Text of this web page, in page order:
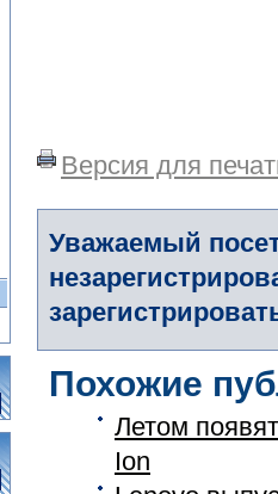
Версия для
Уважаемый
Похожие
Летом
Ion